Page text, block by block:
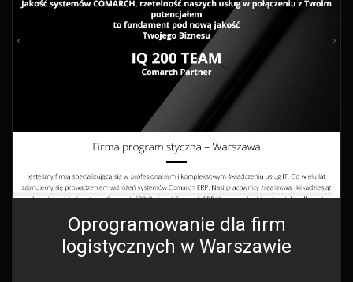
Oprogramowanie dla firm
logistycznych w Warszawie